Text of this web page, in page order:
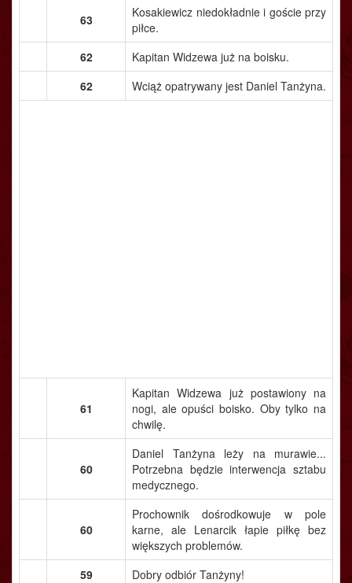
63
Kosakiewicz niedokładnie i goście przy
piłce.
62
Kapitan Widzewa już na boisku.
62
Wciąż opatrywany jest Daniel Tanżyna.
61
Kapitan Widzewa już postawiony na
nogi, ale opuści boisko. Oby tylko na
chwilę.
60
Daniel Tanżyna leży na murawie...
Potrzebna będzie interwencja sztabu
medycznego.
60
Prochownik dośrodkowuje w pole
karne, ale Lenarcik łapie piłkę bez
większych problemów.
59
Dobry odbiór Tanżyny!